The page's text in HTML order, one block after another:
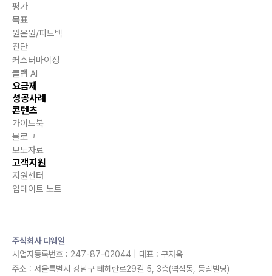
평가
목표
원온원/피드백
진단
커스터마이징
클랩 AI
요금제
성공사례
콘텐츠
가이드북
블로그
보도자료
고객지원
지원센터
업데이트 노트
주식회사 디웨일
사업자등록번호 : 247-87-02044 | 대표 : 구자욱
주소 : 서울특별시 강남구 테헤란로29길 5, 3층(역삼동, 동림빌딩)